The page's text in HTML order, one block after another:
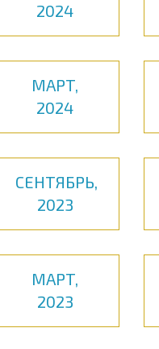
2024
МАРТ,
2024
СЕНТЯБРЬ,
2023
МАРТ,
2023